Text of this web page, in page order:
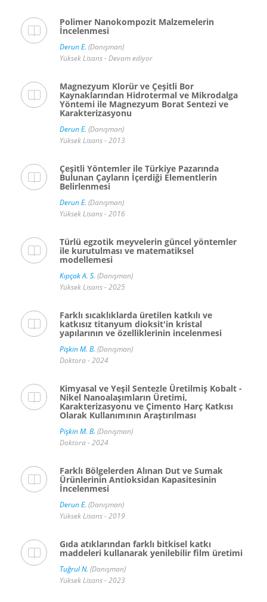
Polimer Nanokompozit Malzemelerin
İncelenmesi
Derun E. (Danışman)
Yüksek Lisans - Devam ediyor
Magnezyum Klorür ve Çeşitli Bor
Kaynaklarından Hidrotermal ve Mikrodalga
Yöntemi ile Magnezyum Borat Sentezi ve
Karakterizasyonu
Derun E. (Danışman)
Yüksek Lisans - 2013
Çeşitli Yöntemler ile Türkiye Pazarında
Bulunan Çayların İçerdiği Elementlerin
Belirlenmesi
Derun E. (Danışman)
Yüksek Lisans - 2016
Türlü egzotik meyvelerin güncel yöntemler
ile kurutulması ve matematiksel
modellemesi
Kıpçak A. S. (Danışman)
Yüksek Lisans - 2025
Farklı sıcaklıklarda üretilen katkılı ve
katkısız titanyum dioksit'in kristal
yapılarının ve özelliklerinin incelenmesi
Pişkin M. B. (Danışman)
Doktora - 2024
Kimyasal ve Yeşil Sentezle Üretilmiş Kobalt -
Nikel Nanoalaşımların Üretimi,
Karakterizasyonu ve Çimento Harç Katkısı
Olarak Kullanımının Araştırılması
Pişkin M. B. (Danışman)
Doktora - 2024
Farklı Bölgelerden Alınan Dut ve Sumak
Ürünlerinin Antioksidan Kapasitesinin
İncelenmesi
Derun E. (Danışman)
Yüksek Lisans - 2019
Gıda atıklarından farklı bitkisel katkı
maddeleri kullanarak yenilebilir film üretimi
Tuğrul N. (Danışman)
Yüksek Lisans - 2023